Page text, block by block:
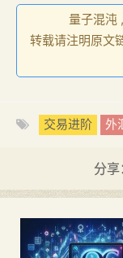
量子混沌
转载请注明原文
交易进阶 外
分享